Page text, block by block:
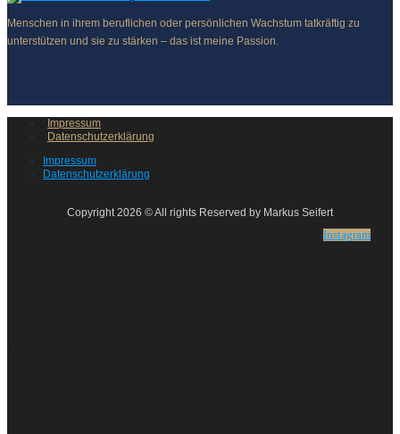
Menschen in ihrem beruflichen oder persönlichen Wachstum tatkräftig zu
unterstützen und sie zu stärken – das ist meine Passion.
Impressum
Datenschutzerklärung
Impressum
Datenschutzerklärung
Copyright 2026 © All rights Reserved by Markus Seifert
Instagram